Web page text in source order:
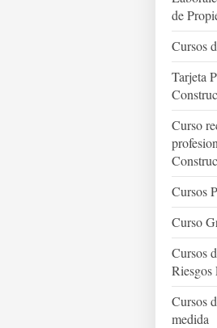
de
Cursos
Tarjeta
Curso
Cursos
Curso
Cursos
Riesgos
Cursos
medida